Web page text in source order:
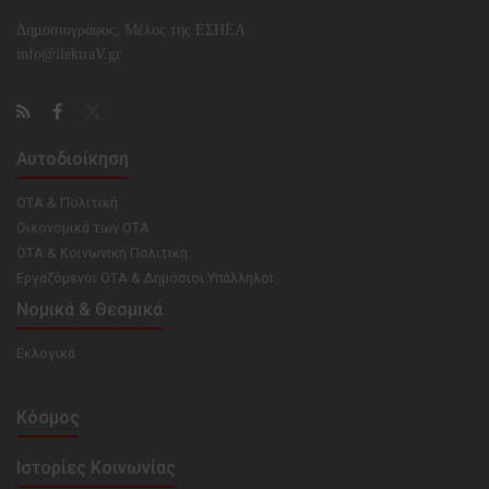
Δημοσιογράφος, Μέλος της ΕΣHΕΑ
info@ilektraV.gr
Αυτοδιοίκηση
ΟΤΑ & Πολιτική
Οικονομικά των ΟΤΑ
ΟΤΑ & Κοινωνική Πολιτική
Εργαζόμενοι ΟΤΑ & Δημόσιοι Υπάλληλοι
Νομικά & Θεσμικά
Εκλογικά
Κόσμος
Ιστορίες Κοινωνίας